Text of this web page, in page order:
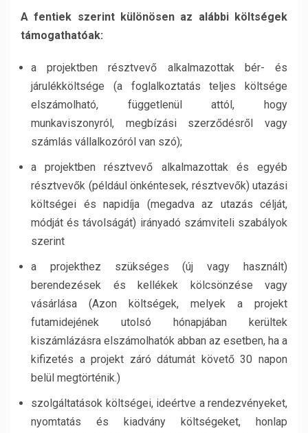
A fentiek szerint különösen az alábbi költségek
támogathatóak:
a projektben résztvevő alkalmazottak bér- és
járulékköltsége (a foglalkoztatás teljes költsége
elszámolható, függetlenül attól, hogy
munkaviszonyról, megbízási szerződésről vagy
számlás vállalkozóról van szó);
a projektben résztvevő alkalmazottak és egyéb
résztvevők (például önkéntesek, résztvevők) utazási
költségei és napidíja (megadva az utazás célját,
módját és távolságát) irányadó számviteli szabályok
szerint
a projekthez szükséges (új vagy használt)
berendezések és kellékek kölcsönzése vagy
vásárlása (Azon költségek, melyek a projekt
futamidejének utolsó hónapjában kerültek
kiszámlázásra elszámolhatók abban az esetben, ha a
kifizetés a projekt záró dátumát követő 30 napon
belül megtörténik.)
szolgáltatások költségei, ideértve a rendezvényeket,
nyomtatás és kiadvány költségeket, honlap